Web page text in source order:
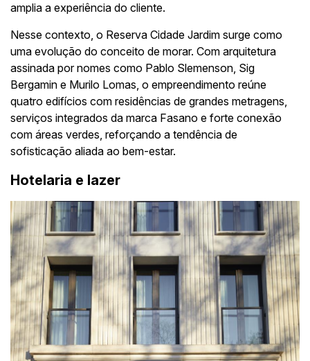
amplia a experiência do cliente.
Nesse contexto, o Reserva Cidade Jardim surge como
uma evolução do conceito de morar. Com arquitetura
assinada por nomes como Pablo Slemenson, Sig
Bergamin e Murilo Lomas, o empreendimento reúne
quatro edifícios com residências de grandes metragens,
serviços integrados da marca Fasano e forte conexão
com áreas verdes, reforçando a tendência de
sofisticação aliada ao bem-estar.
Hotelaria e lazer